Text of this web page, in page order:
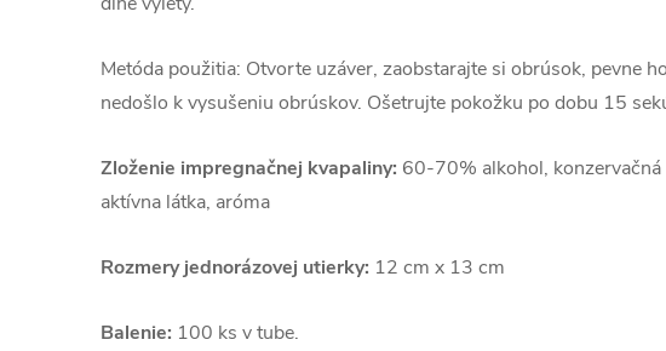
Metóda použitia: Otvorte uzáver, zaobstarajte si obrúsok, pevne
nedošlo k vysušeniu obrúskov. Ošetrujte pokožku po dobu 15
Zloženie impregnačnej kvapaliny: 60-70% alkohol,
aktívna látka, aróma
Rozmery jednorázovej utierky: 12 cm x 13 cm
Balenie: 100 ks v tube.